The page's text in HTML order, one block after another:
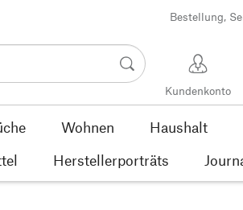
Bestellung,
Kundenkonto
Wohnen Haushalt
Herstellerporträts